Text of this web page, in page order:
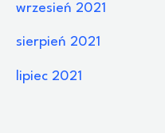
wrzesień 2021
sierpień 2021
lipiec 2021